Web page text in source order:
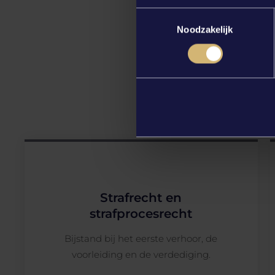
Noodzakelijk
Strafrecht en
strafprocesrecht
Bijstand bij het eerste verhoor, de
voorleiding en de verdediging.